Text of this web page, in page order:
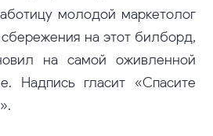
молодой маркетолог
на этот билборд,
на самой оживленной
Надпись гласит «Спасите